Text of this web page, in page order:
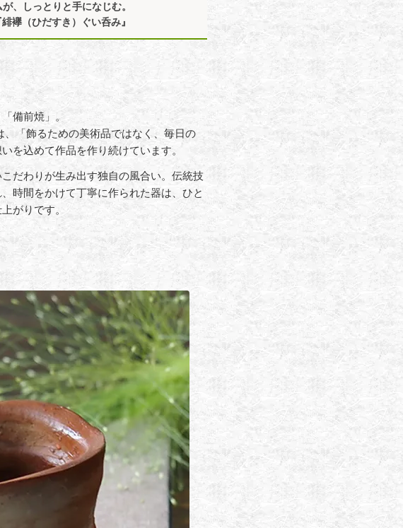
、しっとりと手になじむ。
襷（ひだすき）ぐい呑み』
備前焼」。
「飾るための美術品ではなく、毎日の
を込めて作品を作り続けています。
だわりが生み出す独自の風合い。伝統技
時間をかけて丁寧に作られた器は、ひと
がりです。